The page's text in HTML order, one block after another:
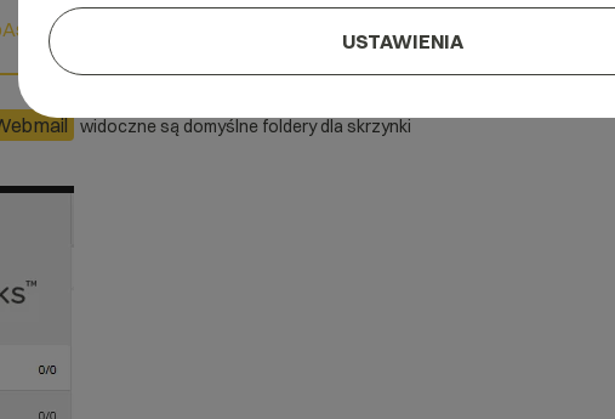
widoczne są domyślne foldery dla skrzynki
USTAWIENIA